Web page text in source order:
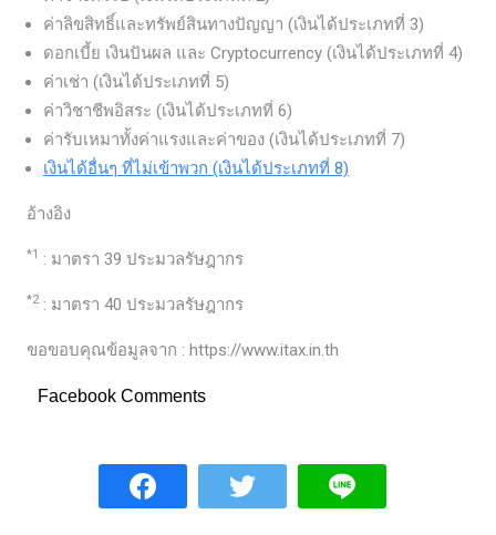
ค่าลิขสิทธิ์และทรัพย์สินทางปัญญา (เงินได้ประเภทที่ 3)
ดอกเบี้ย เงินปันผล และ Cryptocurrency (เงินได้ประเภทที่ 4)
ค่าเช่า (เงินได้ประเภทที่ 5)
ค่าวิชาชีพอิสระ (เงินได้ประเภทที่ 6)
ค่ารับเหมาทั้งค่าแรงและค่าของ (เงินได้ประเภทที่ 7)
เงินได้อื่นๆ ที่ไม่เข้าพวก (เงินได้ประเภทที่ 8)
อ้างอิง
*1 : มาตรา 39 ประมวลรัษฎากร
*2: มาตรา 40 ประมวลรัษฎากร
ขอขอบคุณข้อมูลจาก : https://www.itax.in.th
Facebook Comments